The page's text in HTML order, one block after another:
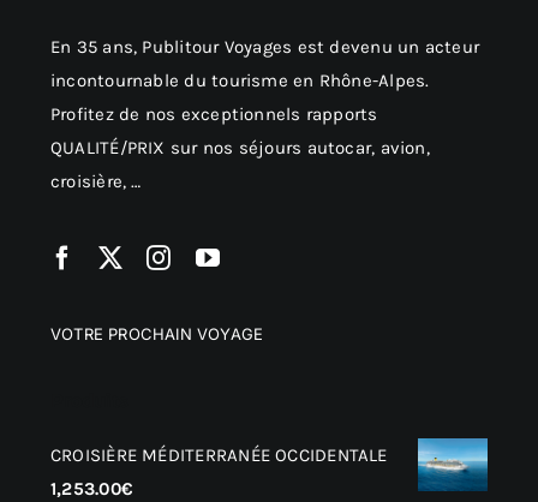
En 35 ans, Publitour Voyages est devenu un acteur
incontournable du tourisme en Rhône-Alpes.
Profitez de nos exceptionnels rapports
QUALITÉ/PRIX sur nos séjours autocar, avion,
croisière, …
VOTRE PROCHAIN VOYAGE
CROISIÈRE MÉDITERRANÉE OCCIDENTALE
1,253.00€